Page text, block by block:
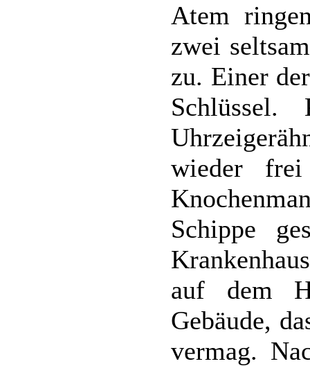
Atem
zwei
zu. Einer
wieder
Schippe
auf dem
Gebäude,
vermag.